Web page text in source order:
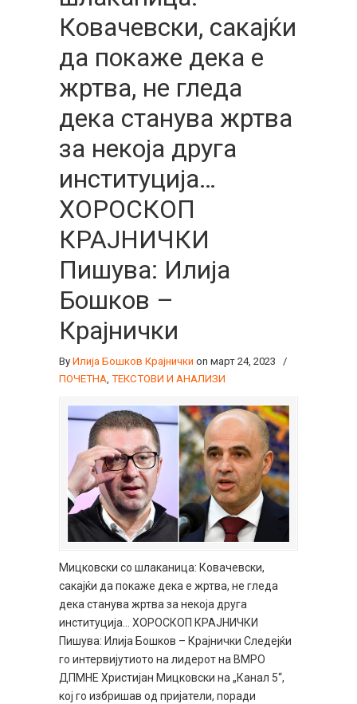
Ковачевски, сакајќи
да покаже дека е
жртва, не гледа
дека станува жртва
за некоја друга
институција…
ХОРОСКОП
КРАЈНИЧКИ
Пишува: Илија
Бошков –
Крајнички
By Илија Бошков Крајнички on март 24, 2023
/
ПОЧЕТНА, ТЕКСТОВИ И АНАЛИЗИ
Мицковски со шлаканица: Ковачевски,
сакајќи да покаже дека е жртва, не гледа
дека станува жртва за некоја друга
институција… ХОРОСКОП КРАЈНИЧКИ
Пишува: Илија Бошков – Крајнички Следејќи
го интервијутиото на лидерот на ВМРО
ДПМНЕ Христијан Мицковски на „Канал 5“,
кој го избришав од пријатели, поради